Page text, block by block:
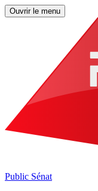
Ouvrir le menu
Public Sénat